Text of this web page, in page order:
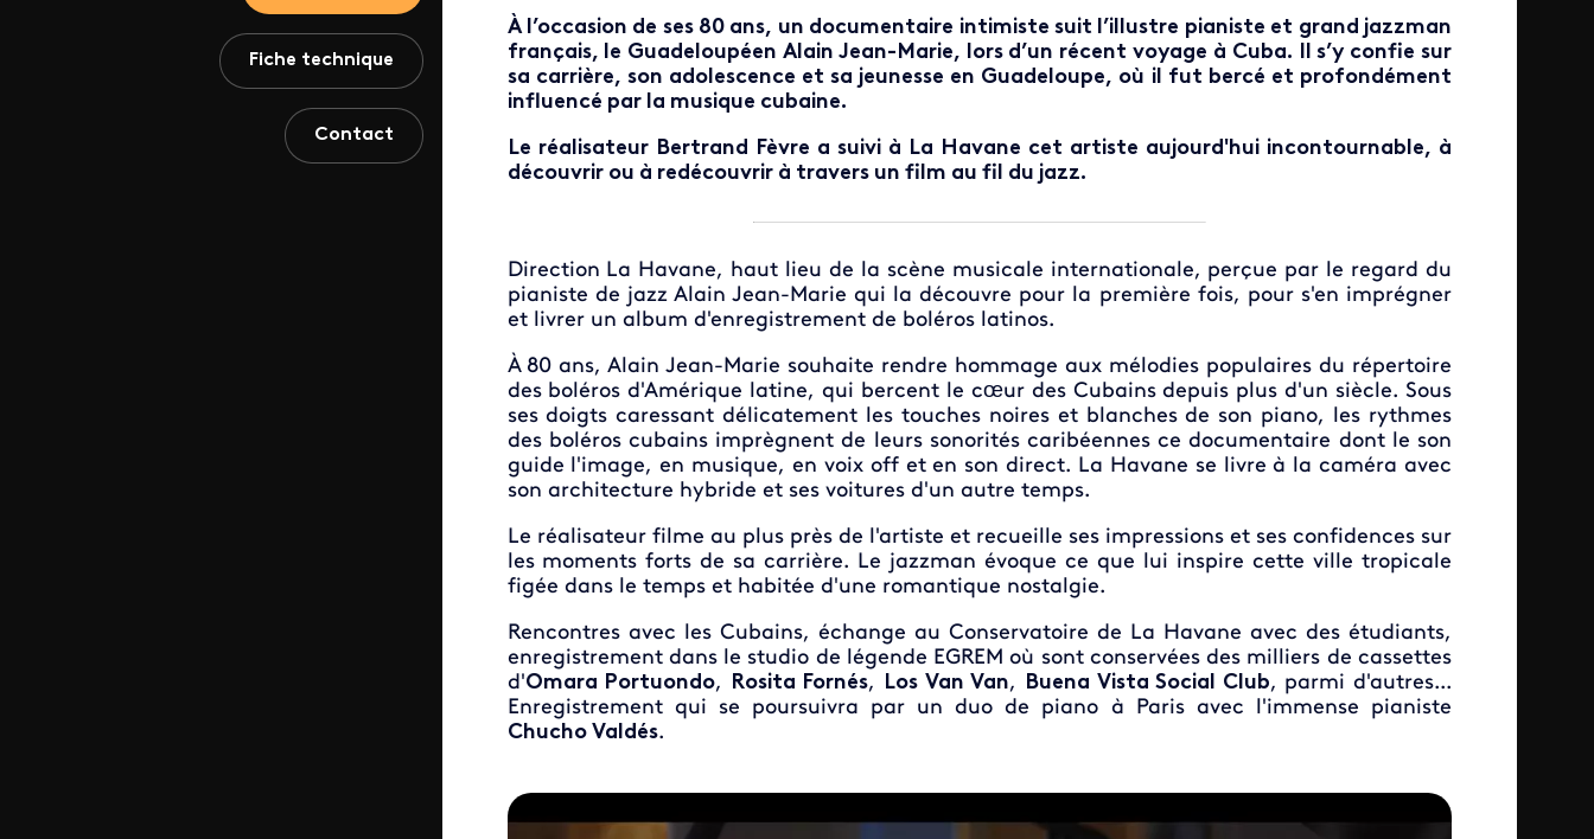
Fiche technique
Contact
À l’occasion de ses 80 ans, un documentaire intimiste suit l’illustre pianiste et grand jazzman
français, le Guadeloupéen Alain Jean-Marie, lors d’un récent voyage à Cuba. Il s’y confie sur
sa carrière, son adolescence et sa jeunesse en Guadeloupe, où il fut bercé et profondément
influencé par la musique cubaine.
Le réalisateur Bertrand Fèvre a suivi à La Havane cet artiste aujourd'hui incontournable, à
découvrir ou à redécouvrir à travers un film au fil du jazz.
Direction La Havane, haut lieu de la scène musicale internationale, perçue par le regard du
pianiste de jazz Alain Jean-Marie qui la découvre pour la première fois, pour s'en imprégner
et livrer un album d'enregistrement de boléros latinos.
À 80 ans, Alain Jean-Marie souhaite rendre hommage aux mélodies populaires du répertoire
des boléros d'Amérique latine, qui bercent le cœur des Cubains depuis plus d'un siècle. Sous
ses doigts caressant délicatement les touches noires et blanches de son piano, les rythmes
des boléros cubains imprègnent de leurs sonorités caribéennes ce documentaire dont le son
guide l'image, en musique, en voix off et en son direct. La Havane se livre à la caméra avec
son architecture hybride et ses voitures d'un autre temps.
Le réalisateur filme au plus près de l'artiste et recueille ses impressions et ses confidences sur
les moments forts de sa carrière. Le jazzman évoque ce que lui inspire cette ville tropicale
figée dans le temps et habitée d'une romantique nostalgie.
Rencontres avec les Cubains, échange au Conservatoire de La Havane avec des étudiants,
enregistrement dans le studio de légende EGREM où sont conservées des milliers de cassettes
d'Omara Portuondo, Rosita Fornés, Los Van Van, Buena Vista Social Club, parmi d'autres...
Enregistrement qui se poursuivra par un duo de piano à Paris avec l'immense pianiste
Chucho Valdés.